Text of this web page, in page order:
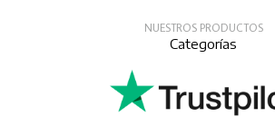
NUESTROS PRODUCTOS
Categorías